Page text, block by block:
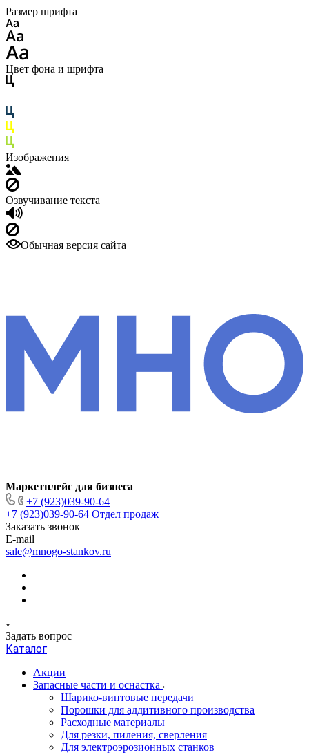
Размер шрифта
Цвет фона и шрифта
Изображения
Озвучивание текста
Обычная версия сайта
Маркетплейс для бизнеса
+7 (923)039-90-64
+7 (923)039-90-64 Отдел продаж
Заказать звонок
E-mail
sale@mnogo-stankov.ru
Задать вопрос
Каталог
Акции
Запасные части и оснастка
Шарико-винтовые передачи
Порошки для аддитивного производства
Расходные материалы
Для резки, пиления, сверления
Для электроэрозионных станков